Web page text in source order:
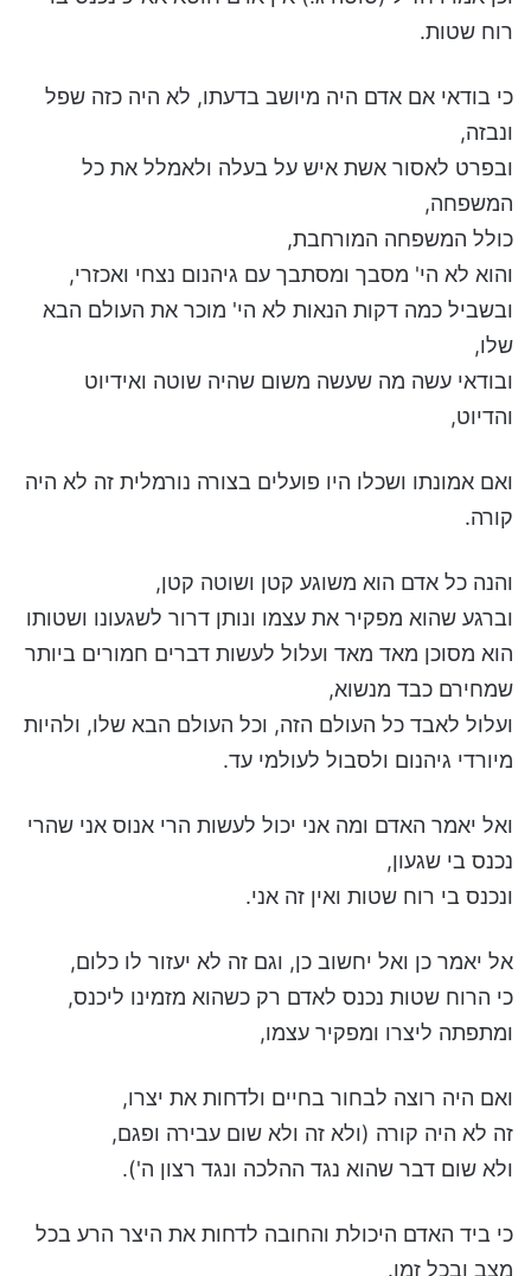
רוח שטות.
כי בודאי אם אדם היה מיושב בדעתו, לא היה כזה שפל
ונבזה,
ובפרט לאסור אשת איש על בעלה ולאמלל את כל
המשפחה,
כולל המשפחה המורחבת,
והוא לא הי' מסבך ומסתבך עם גיהנום נצחי ואכזרי,
ובשביל כמה דקות הנאות לא הי' מוכר את העולם הבא
שלו,
ובודאי עשה מה שעשה משום שהיה שוטה ואידיוט
והדיוט,
ואם אמונתו ושכלו היו פועלים בצורה נורמלית זה לא היה
קורה.
והנה כל אדם הוא משוגע קטן ושוטה קטן,
וברגע שהוא מפקיר את עצמו ונותן דרור לשגעונו ושטותו
הוא מסוכן מאד מאד ועלול לעשות דברים חמורים ביותר
שמחירם כבד מנשוא,
ועלול לאבד כל העולם הזה, וכל העולם הבא שלו, ולהיות
מיורדי גיהנום ולסבול לעולמי עד.
ואל יאמר האדם ומה אני יכול לעשות הרי אנוס אני שהרי
נכנס בי שגעון,
ונכנס בי רוח שטות ואין זה אני.
אל יאמר כן ואל יחשוב כן, וגם זה לא יעזור לו כלום,
כי הרוח שטות נכנס לאדם רק כשהוא מזמינו ליכנס,
ומתפתה ליצרו ומפקיר עצמו,
ואם היה רוצה לבחור בחיים ולדחות את יצרו,
זה לא היה קורה (ולא זה ולא שום עבירה ופגם,
ולא שום דבר שהוא נגד ההלכה ונגד רצון ה').
כי ביד האדם היכולת והחובה לדחות את היצר הרע בכל
מצב ובכל זמן.